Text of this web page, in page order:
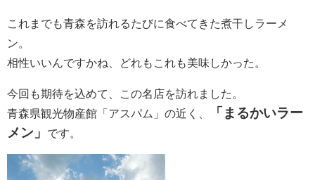
これまでも青森を訪れるたびに食べてきた煮干しラーメ
ン。
相性いいんですかね、どれもこれも美味しかった。
今回も期待を込めて、この名店を訪れました。
青森県観光物産館「アスパム」の近く、
「まるかいラー
メン」
です。